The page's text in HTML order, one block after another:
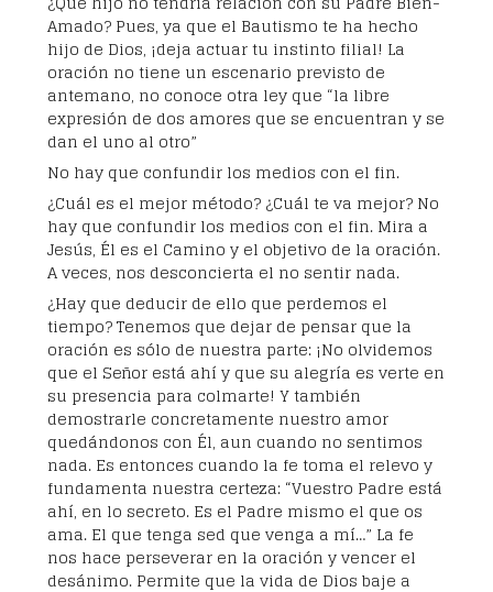
Amado? Pues, ya que el Bautismo te ha hecho
hijo de Dios, ¡deja actuar tu instinto filial! La
oración no tiene un escenario previsto de
antemano, no conoce otra ley que “la libre
expresión de dos amores que se encuentran y se
dan el uno al otro”
No hay que confundir los medios con el fin.
¿Cuál es el mejor método? ¿Cuál te va mejor? No
hay que confundir los medios con el fin. Mira a
Jesús, Él es el Camino y el objetivo de la oración.
A veces, nos desconcierta el no sentir nada.
¿Hay que deducir de ello que perdemos el
tiempo? Tenemos que dejar de pensar que la
oración es sólo de nuestra parte: ¡No olvidemos
que el Señor está ahí y que su alegría es verte en
su presencia para colmarte! Y también
demostrarle concretamente nuestro amor
quedándonos con Él, aun cuando no sentimos
nada. Es entonces cuando la fe toma el relevo y
fundamenta nuestra certeza: “Vuestro Padre está
ahí, en lo secreto. Es el Padre mismo el que os
ama. El que tenga sed que venga a mí…” La fe
nos hace perseverar en la oración y vencer el
desánimo. Permite que la vida de Dios baje a